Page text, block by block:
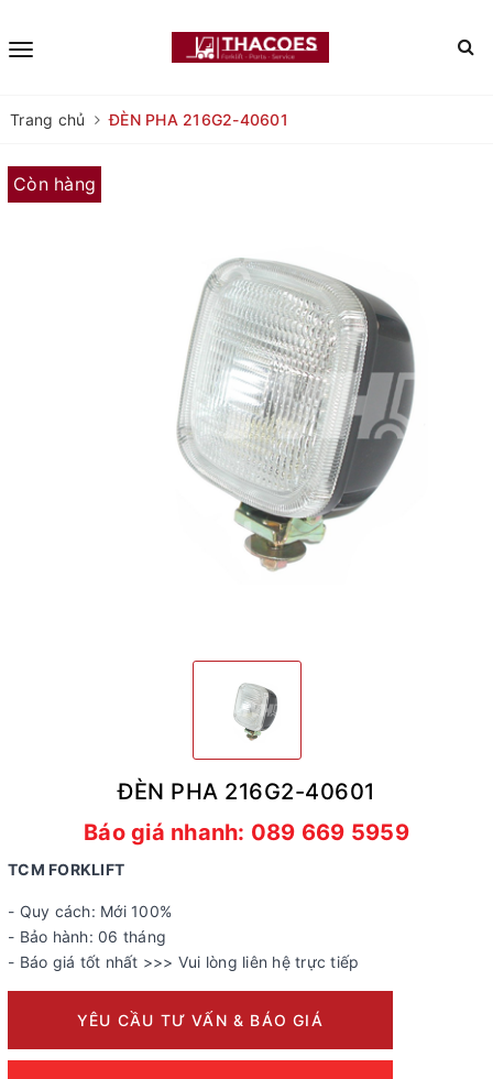
Trang chủ ĐÈN PHA 216G2-40601
Còn hàng
ĐÈN PHA 216G2-40601
Báo giá nhanh: 089 669 5959
TCM FORKLIFT
- Quy cách: Mới 100%
- Bảo hành: 06 tháng
- Báo giá tốt nhất >>> Vui lòng liên hệ trực tiếp
YÊU CẦU TƯ VẤN & BÁO GIÁ